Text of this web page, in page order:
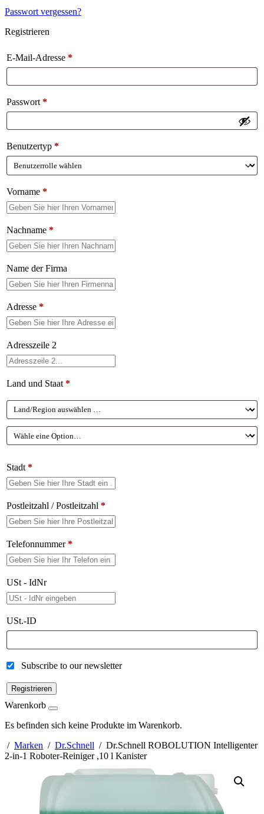
Passwort vergessen?
Registrieren
E-Mail-Adresse *
Passwort *
Benutzertyp *
Vorname *
Nachname *
Name der Firma
Adresse *
Adresszeile 2
Land und Staat *
Stadt *
Postleitzahl / Postleitzahl *
Telefonnummer*
USt - IdNr
USt.-ID
Subscribe to our newsletter
Registrieren
Warenkorb
Es befinden sich keine Produkte im Warenkorb.
/ Marken / Dr.Schnell / Dr.Schnell ROBOLUTION Intelligenter
2-in-1 Roboter-Reiniger ,10 l Kanister